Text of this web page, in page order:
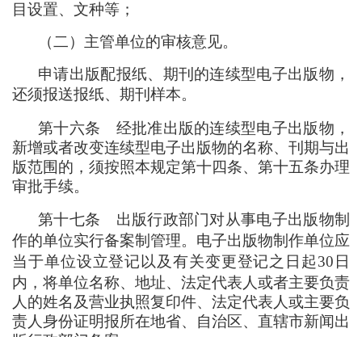
目设置、文种等 ；
（二） 主管单位的审核意见。
申请出版配报纸、期刊的连续型电子出版物 ，
还须报送报纸、期刊样本。
第十六条 经批准出版的连续型电子出版物 ，
新增或者改变连续型电子出版物的名称、刊期与出
版范围的 ， 须按照本规定第十四条、第十五条办理
审批手续。
第十七条 出版行政部门对从事电子出版物制
作的单位实行备案制管理。电子出版物制作单位应
当于单位设立登记以及有关变更登记之日起30日
内 ， 将单位名称、地址、法定代表人或者主要负责
人的姓名及营业执照复印件、法定代表人或主要负
责人身份证明报所在地省、自治区、直辖市新闻出